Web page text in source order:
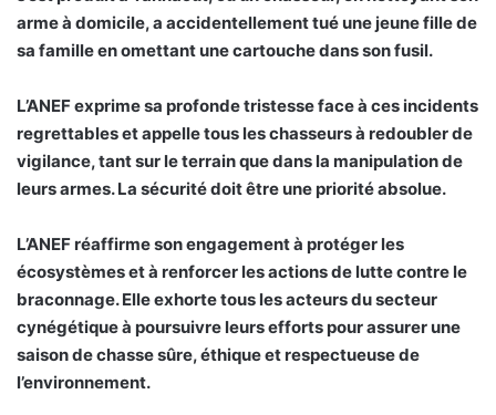
arme à domicile, a accidentellement tué une jeune fille de
sa famille en omettant une cartouche dans son fusil.
L’ANEF exprime sa profonde tristesse face à ces incidents
regrettables et appelle tous les chasseurs à redoubler de
vigilance, tant sur le terrain que dans la manipulation de
leurs armes. La sécurité doit être une priorité absolue.
L’ANEF réaffirme son engagement à protéger les
écosystèmes et à renforcer les actions de lutte contre le
braconnage. Elle exhorte tous les acteurs du secteur
cynégétique à poursuivre leurs efforts pour assurer une
saison de chasse sûre, éthique et respectueuse de
l’environnement.